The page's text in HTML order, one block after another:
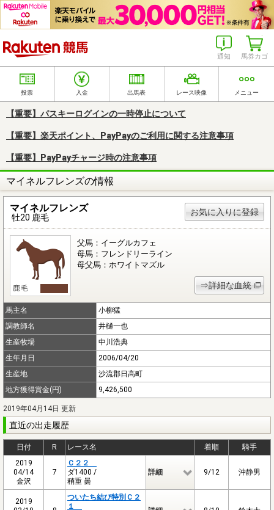
馬券カゴ
通知
投票 入金 出馬表 レース映像 メニュー
【重要】パスキーログインの一時停止について
【重要】楽天ポイント、PayPayのご利用に関する注意事項
【重要】PayPayチャージ時の注意事項
マイネルフレンズの情報
マイネルフレンズ
牡20 鹿毛
お気に入りに登録
父馬：イーグルカフェ
母馬：フレンドリーライン
母父馬：ホワイトマズル
⇒詳細な血統
馬主名
小柳猛
調教師名
井樋一也
生産牧場
中川浩典
生年月日
2006/04/20
生産地
沙流郡日高町
地方獲得賞金(円)
9,426,500
2019年04月14日 更新
直近の出走履歴
日付 R レース名 着順
騎手
2019
04/14
金沢
7
Ｃ２２
ダ1400 /
稍重 曇
詳細 9/12 沖静男
2019
ついたち結び特別Ｃ２
１